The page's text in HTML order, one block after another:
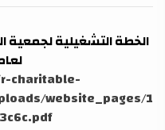
الخطة التشغيلية لجمعية
لعام
charitable-
website_pages/1